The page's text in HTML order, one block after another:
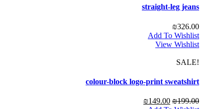
straight-leg jeans
₪326.00
Add To Wishlist
View Wishlist
!SALE
colour-block logo-print sweatshirt
₪199.00
₪149.00